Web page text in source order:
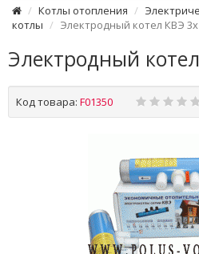
Котлы отопления
котлы
Электродный котел КВЭ
Электродный
Код товара: F01350